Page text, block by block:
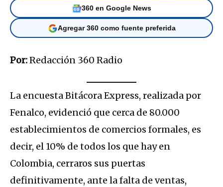
360 en Google News
Agregar 360 como fuente preferida
Por:Redacción 360 Radio
La encuesta Bitácora Express, realizada por
Fenalco, evidenció que cerca de 80.000
establecimientos de comercios formales, es
decir, el 10% de todos los que hay en
Colombia, cerraros sus puertas
definitivamente, ante la falta de ventas,